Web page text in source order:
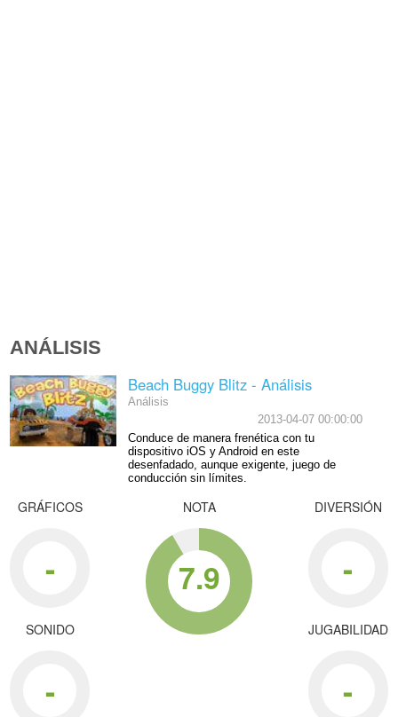
ANÁLISIS
Beach Buggy Blitz - Análisis
Análisis
2013-04-07 00:00:00
Conduce de manera frenética con tu
dispositivo iOS y Android en este
desenfadado, aunque exigente, juego de
conducción sin límites.
GRÁFICOS
-
SONIDO
-
NOTA
7.9
DIVERSIÓN
-
JUGABILIDAD
-